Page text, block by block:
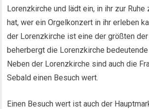
Lorenzkirche und lädt ein, in ihr zur Ruhe
hat, wer ein Orgelkonzert in ihr erleben
der Lorenzkirche ist eine der größten
beherbergt die Lorenzkirche
Neben der Lorenzkirche sind auch die
Sebald einen Besuch wert.
Einen Besuch wert ist auch der